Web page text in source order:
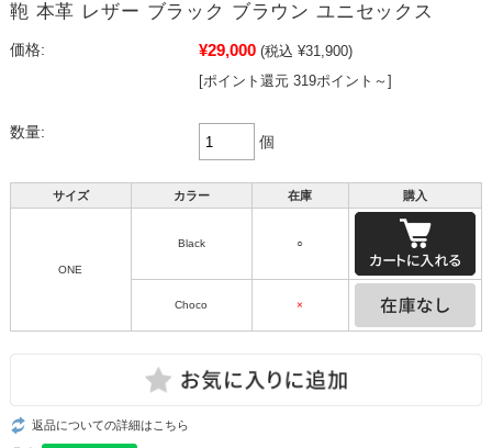
鞄 本革 レザー ブラック ブラウン ユニセックス
価格: ¥29,000 (税込 ¥31,900)
[ポイント還元 319ポイント～]
数量:
個
サイズ カラー 在庫 購入
ONE
Black ○
Choco ×
返品についての詳細はこちら